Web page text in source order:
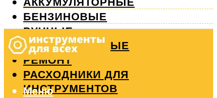
БЕНЗИНОВЫЕ
РУЧНЫЕ
ИЗМЕРИТЕЛЬНЫЕ
РЕМОНТ
РАСХОДНИКИ ДЛЯ
ИНСТРУМЕНТОВ
Меню